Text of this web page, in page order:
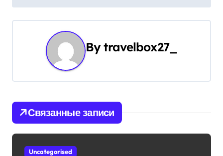
и
ц
и
я
п
Bytravelbox27_
Связанные записи
Uncategorised